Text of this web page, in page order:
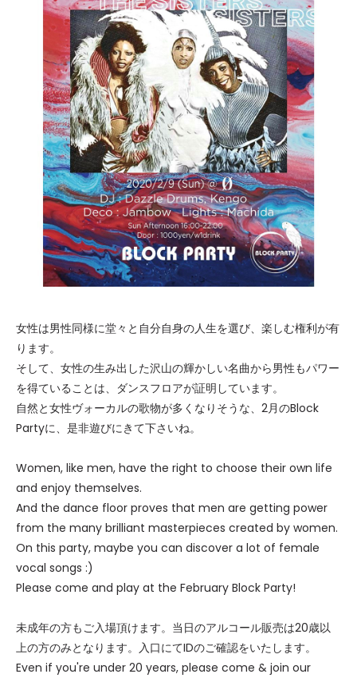
女性は男性同様に堂々と自分自身の人生を選び、楽しむ権利が有
ります。
そして、女性の生み出した沢山の輝かしい名曲から男性もパワー
を得ていることは、ダンスフロアが証明しています。
自然と女性ヴォーカルの歌物が多くなりそうな、2月のBlock
Partyに、是非遊びにきて下さいね。
Women, like men, have the right to choose their own life
and enjoy themselves.
And the dance floor proves that men are getting power
from the many brilliant masterpieces created by women.
On this party, maybe you can discover a lot of female
vocal songs :)
Please come and play at the February Block Party!
未成年の方もご入場頂けます。当日のアルコール販売は20歳以
上の方のみとなります。入口にてIDのご確認をいたします。
Even if you're under 20 years, please come & join our